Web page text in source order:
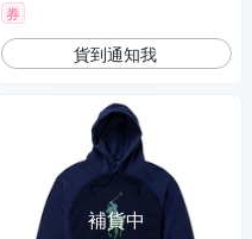
券
貨到通知我
補貨中